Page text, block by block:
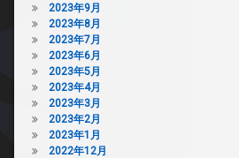
2023年9月
2023年8月
2023年7月
2023年6月
2023年5月
2023年4月
2023年3月
2023年2月
2023年1月
2022年12月